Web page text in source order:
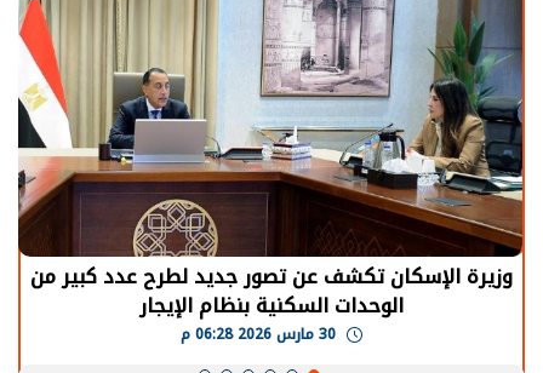
وزيرة الإسكان تكشف عن تصور جديد لطرح عدد كبير من
الوحدات السكنية بنظام الإيجار